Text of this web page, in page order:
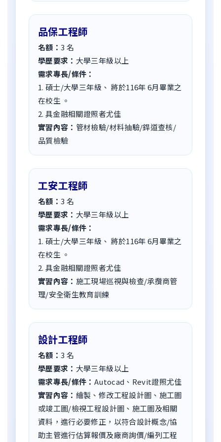
品保工程師
名額：3 名
學歷要求： 大學三年級以上
需求專長/條件：
1. 碩士/大學三年級、 將於116年 6月畢業之
在校生 。
2. 具金融相關證照者尤佳
實習內容： 管材檢驗/材料抽驗/銲道查核/
品質檢驗
工安工程師
名額：3 名
學歷要求： 大學三年級以上
需求專長/條件：
1. 碩士/大學三年級、 將於116年 6月畢業之
在校生 。
2. 具金融相關證照者尤佳
實習內容： 施工現場巡視與檢查/承攬商管
理/安全衛生教育訓練
設計工程師
名額：3 名
學歷要求： 大學三年級以上
需求專長/條件： Autocad、Revit證照尤佳
實習內容： 繪製、修改工程設計圖、施工圖
或竣工圖/檢視工程設計圖、施工圖及相關
資料，進行必要修正，以符合設計概念/協
助主管進行估算報價及廠商詢價/編列工程